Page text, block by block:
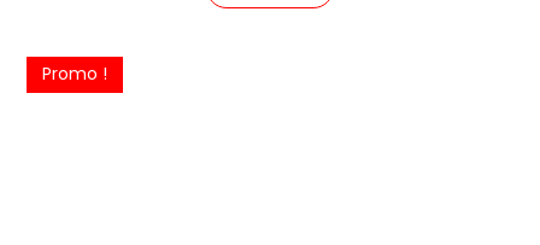
Promo !